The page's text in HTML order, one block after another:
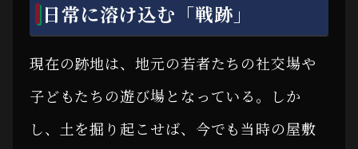
日常に溶け込む「戦跡」
現在の跡地は、地元の若者たちの社交場や
子どもたちの遊び場となっている。しか
し、土を掘り起こせば、今でも当時の屋敷